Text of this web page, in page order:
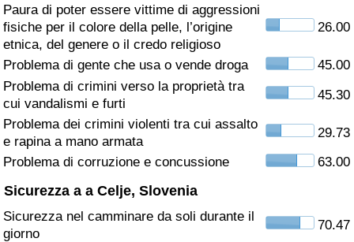
Paura di poter essere vittime di aggressioni
fisiche per il colore della pelle, l’origine
etnica, del genere o il credo religioso
26.00
Problema di gente che usa o vende droga
45.00
Problema di crimini verso la proprietà tra
cui vandalismi e furti
45.30
Problema dei crimini violenti tra cui assalto
e rapina a mano armata
29.73
Problema di corruzione e concussione
63.00
Sicurezza a a Celje, Slovenia
Sicurezza nel camminare da soli durante il
giorno
70.47
Indice dell’Assistenza Sanitaria per
Nazione
Inquinamento
Indice dell’Inquinamento (Corrente)
Indice dell’Inquinamento per Nazione